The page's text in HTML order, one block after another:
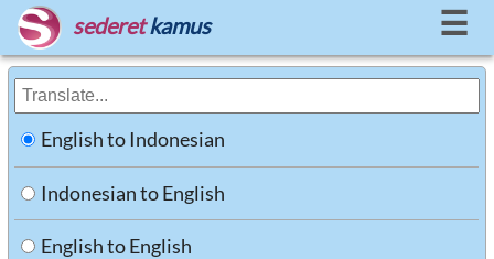
sederet kamus ☰
English to Indonesian
Indonesian to English
English to English